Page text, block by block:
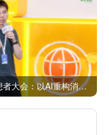
数云Agent OS亮相华为云INSPIRE创想者大会：以AI重构消费者运营与零售营销新范式